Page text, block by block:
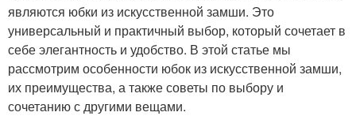
являются юбки из искусственной замши. Это
универсальный и практичный выбор, который сочетает в
себе элегантность и удобство. В этой статье мы
рассмотрим особенности юбок из искусственной замши,
их преимущества, а также советы по выбору и
сочетанию с другими вещами.